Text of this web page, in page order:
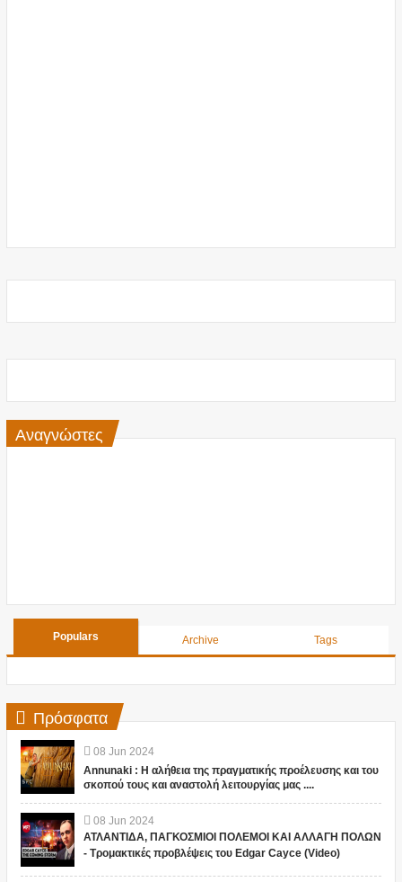
Αναγνώστες
Populars Archive Tags
Πρόσφατα
08 Jun 2024
Annunaki : Η αλήθεια της πραγματικής προέλευσης και του
σκοπού τους και αναστολή λειτουργίας μας ....
08 Jun 2024
ΑΤΛΑΝΤΙΔΑ, ΠΑΓΚΟΣΜΙΟΙ ΠΟΛΕΜΟΙ ΚΑΙ ΑΛΛΑΓΗ ΠΟΛΩΝ
- Τρομακτικές προβλέψεις του Edgar Cayce (Video)